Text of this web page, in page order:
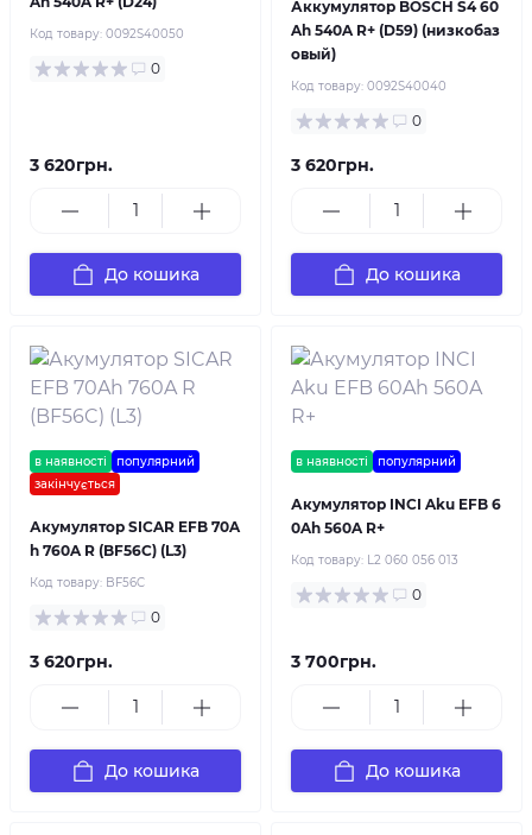
Код товару: 0092S40050
0
3 620грн.
До кошика
Аккумулятор BOSCH S4 60
Ah 540A R+ (D59) (низкобаз
овый)
Код товару: 0092S40040
0
3 620грн.
До кошика
в наявності
популярний
закінчується
Акумулятор SICAR EFB 70A
h 760A R (BF56C) (L3)
Код товару: BF56C
0
3 620грн.
До кошика
в наявності популярний
Акумулятор INCI Aku EFB 6
0Ah 560A R+
Код товару: L2 060 056 013
0
3 700грн.
До кошика